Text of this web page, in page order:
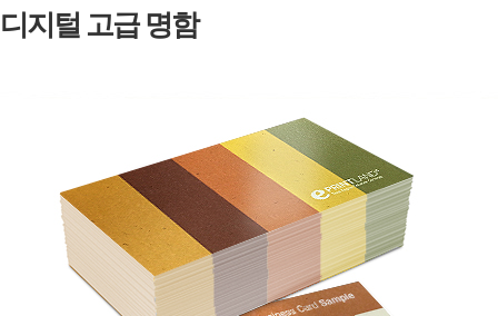
디지털 고급 명함